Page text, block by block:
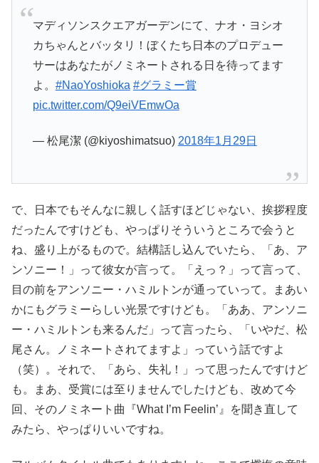
マディソンスクエアガーデンにて、ナオ・ヨシオ
カちゃんとバッタリ！ぼくたち日本のプロデュー
サーはあなたがノミネートされる日を待ってます
よ。 #NaoYoshioka #グラミー賞
pic.twitter.com/Q9eiVEmwOa
— 松尾潔 (@kiyoshimatsuo) 2018年1月29日
で、日本でもそんなに親しく話すほどじゃない、挨拶程度
だったんですけども、やっぱりそういうところで会うと
ね、盛り上がるもので。結構話し込んでいたら、「あ、ア
ンソニー！」って彼女が言って。「えっ？」って言って、
目の前をアンソニー・ハミルトンが通っていって。まあい
かにもグラミーらしい光景ですけども。「ああ、アンソニ
ー・ハミルトンも来るんだ」って言ったら、「いやだ、松
尾さん。ノミネートされてますよ」っていう話ですよ
（笑）。それで、「あら、失礼！」って思ったんですけど
も。まあ、受賞には至りませんでしたけども、改めて今
回、そのノミネート曲『What I’m Feelin’』を聞き直して
みたら、やっぱりいいですね。